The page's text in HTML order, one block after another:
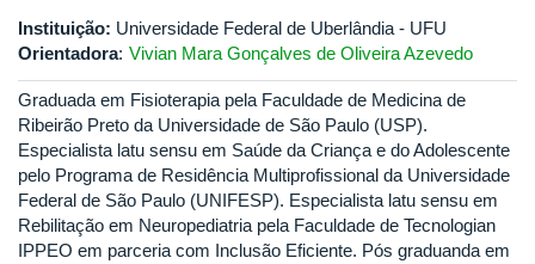
Instituição: Universidade Federal de Uberlândia - UFU
Orientadora: Vivian Mara Gonçalves de Oliveira Azevedo
Graduada em Fisioterapia pela Faculdade de Medicina de
Ribeirão Preto da Universidade de São Paulo (USP).
Especialista latu sensu em Saúde da Criança e do Adolescente
pelo Programa de Residência Multiprofissional da Universidade
Federal de São Paulo (UNIFESP). Especialista latu sensu em
Rebilitação em Neuropediatria pela Faculdade de Tecnologian
IPPEO em parceria com Inclusão Eficiente. Pós graduanda em